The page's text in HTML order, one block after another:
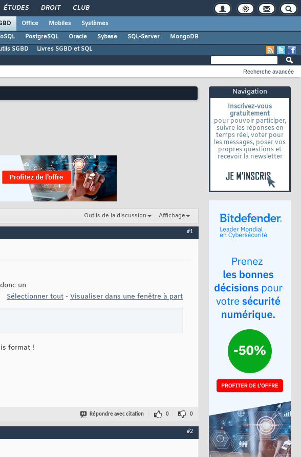
ÉTUDES DROIT CLUB
Office Mobiles
Systèmes
PostgreSQL Oracle Sybase SQL-Server
MongoDB
SGBD Livres SGBD et SQL
Navigation
Inscrivez-vous
gratuitement
pour pouvoir participer,
suivre les réponses en
temps réel, voter pour
les messages, poser vos
propres questions et
recevoir la newsletter
Recherche avancée
Outils de la discussion Affichage
#1
un
Sélectionner tout - Visualiser dans une fenêtre à part
format !
Répondre avec citation 0 0
#2